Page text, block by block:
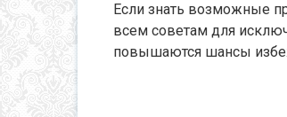
Если знать возможные
всем советам для
повышаются шансы